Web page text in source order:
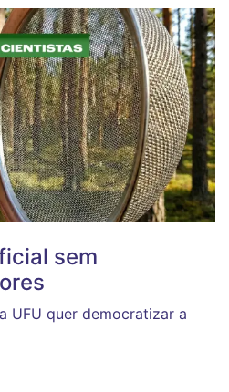
sem
UFU quer democratizar a